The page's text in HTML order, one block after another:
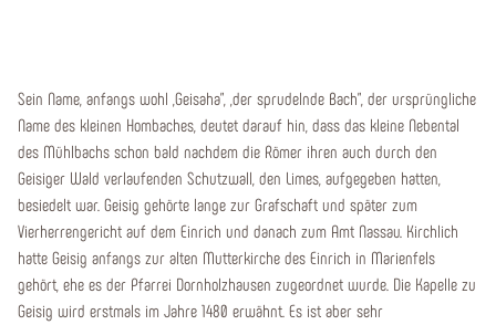
Sein Name, anfangs wohl „Geisaha", „der sprudelnde Bach", der ursprüngliche
Name des kleinen Hombaches, deutet darauf hin, dass das kleine Nebental
des Mühlbachs schon bald nachdem die Römer ihren auch durch den
Geisiger Wald verlaufenden Schutzwall, den Limes, aufgegeben hatten,
besiedelt war. Geisig gehörte lange zur Grafschaft und später zum
Vierherrengericht auf dem Einrich und danach zum Amt Nassau. Kirchlich
hatte Geisig anfangs zur alten Mutterkirche des Einrich in Marienfels
gehört, ehe es der Pfarrei Dornholzhausen zugeordnet wurde. Die Kapelle zu
Geisig wird erstmals im Jahre 1480 erwähnt. Es ist aber sehr